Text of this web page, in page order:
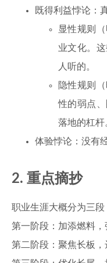
既得利益悖论：
显性规则
业文化。
人听的。
隐性规则
性的弱点
落地的杠杆
体验悖论：没有
2. 重点摘抄
职业生涯大概分为三段
第一阶段：加添燃料，
第二阶段：聚焦长板，